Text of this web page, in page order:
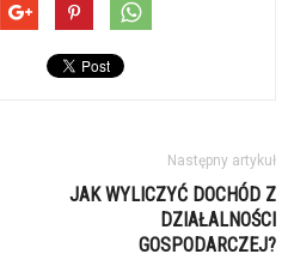
Następny artykuł
JAK WYLICZYĆ DOCHÓD Z
DZIAŁALNOŚCI
GOSPODARCZEJ?